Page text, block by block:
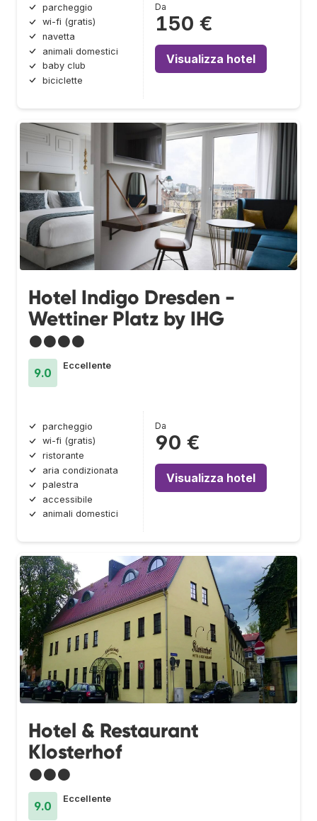
parcheggio
wi-fi (gratis)
navetta
animali domestici
baby club
biciclette
Da
150 €
Visualizza hotel
Hotel Indigo Dresden -
Wettiner Platz by IHG
●●●●
9.0
Eccellente
parcheggio
wi-fi (gratis)
ristorante
aria condizionata
palestra
accessibile
animali domestici
Da
90 €
Visualizza hotel
Hotel & Restaurant
Klosterhof
●●●
9.0
Eccellente